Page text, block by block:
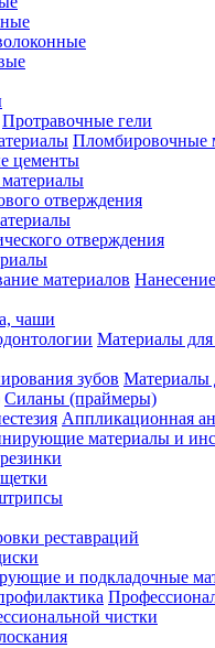
Протравочные гели
Пломбировочные
цементы
отверждения
отверждения
чаши
Материалы
Материалы
Силаны (праймеры)
Аппликационная
реставраций
чистки